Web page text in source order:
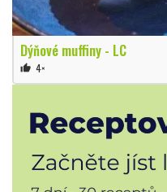
Dýňové muffiny - LC
thumb_up 4×